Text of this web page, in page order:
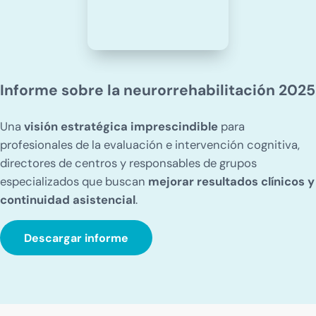
Informe sobre la neurorrehabilitación 2025
Unavisión estratégica imprescindible para
profesionales de la evaluación e intervención cognitiva,
directores de centros y responsables de grupos
especializados que buscan mejorar resultados clínicos y
continuidad asistencial.
Descargar informe